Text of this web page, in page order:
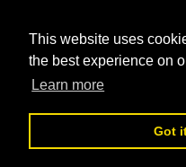
This website uses
the best experience on
Learn more
Got